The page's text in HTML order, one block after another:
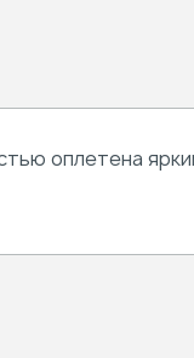
оплетена